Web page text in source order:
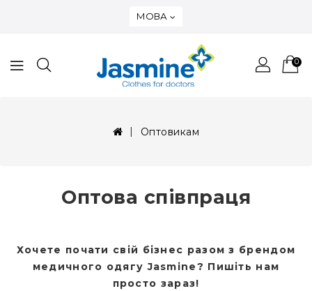
МОВА
0
Оптовикам
Оптова співпраця
Хочете почати свій бізнес разом з брендом
медичного одягу Jasmine? Пишіть нам
просто зараз!